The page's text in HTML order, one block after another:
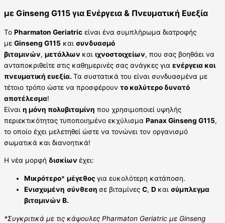
με Ginseng G115 για Ενέργεια & Πνευματική Ευεξία
Το Pharmaton Geriatric είναι ένα συμπλήρωμα διατροφής
με Ginseng G115 και συνδυασμό
βιταμινών, μετάλλων και ιχνοστοιχείων, που σας βοηθάει να
ανταποκριθείτε στις καθημερινές σας ανάγκες για ενέργεια και
πνευματική ευεξία. Τα συστατικά του είναι συνδυασμένα με
τέτοιο τρόπο ώστε να προσφέρουν το καλύτερο δυνατό
αποτέλεσμα!
Είναι η μόνη πολυβιταμίνη που χρησιμοποιεί υψηλής
περιεκτικότητας τυποποιημένο εκχύλισμα Panax Ginseng G115,
το οποίο έχει μελετηθεί ώστε να τονώνει τον οργανισμό
σωματικά και διανοητικά!
Η νέα μορφή δισκίων έχει:
Μικρότερο* μέγεθος για ευκολότερη κατάποση.
Ενισχυμένη σύνθεση σε βιταμίνες C, D και σύμπλεγμα
βιταμινών B.
*Συγκριτικά με τις κάψουλες Pharmaton Geriatric με Ginseng